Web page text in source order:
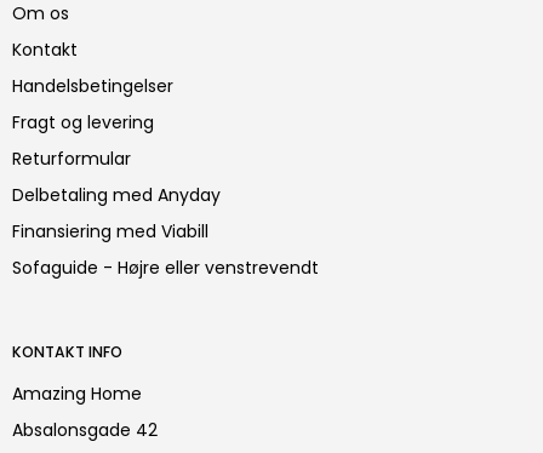
Om os
Kontakt
Handelsbetingelser
Fragt og levering
Returformular
Delbetaling med Anyday
Finansiering med Viabill
Sofaguide - Højre eller venstrevendt
KONTAKT INFO
Amazing Home
Absalonsgade 42